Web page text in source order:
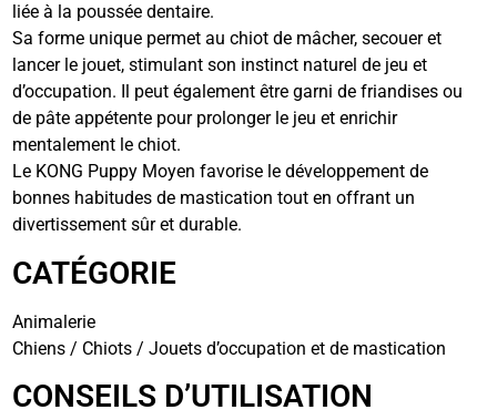
liée à la poussée dentaire.
Sa forme unique permet au chiot de mâcher, secouer et
lancer le jouet, stimulant son instinct naturel de jeu et
d’occupation. Il peut également être garni de friandises ou
de pâte appétente pour prolonger le jeu et enrichir
mentalement le chiot.
Le KONG Puppy Moyen favorise le développement de
bonnes habitudes de mastication tout en offrant un
divertissement sûr et durable.
CATÉGORIE
Animalerie
Chiens / Chiots / Jouets d’occupation et de mastication
CONSEILS D’UTILISATION